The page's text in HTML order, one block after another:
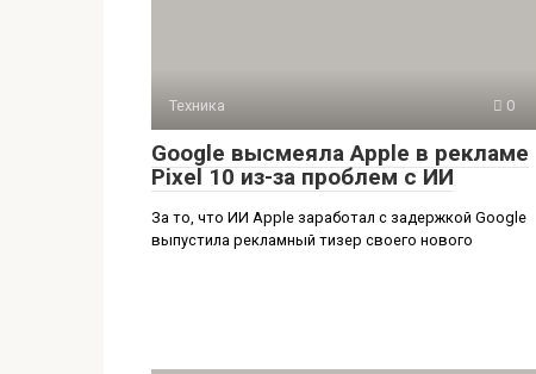
Техника 0
Google высмеяла Apple в рекламе
Pixel 10 из-за проблем с ИИ
За то, что ИИ Apple заработал с задержкой Google
выпустила рекламный тизер своего нового